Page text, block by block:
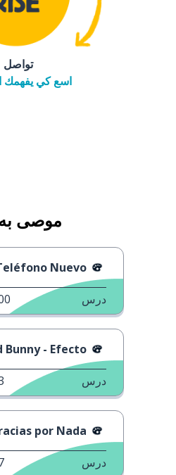
تواصل
اسع كي يفهمك
موصى
Nuevo
درس
Bunny - Efecto
درس
por Nada
درس